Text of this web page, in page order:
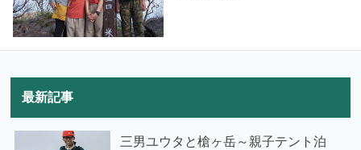
最新記事
三男ユウタと槍ヶ岳～親子テント泊